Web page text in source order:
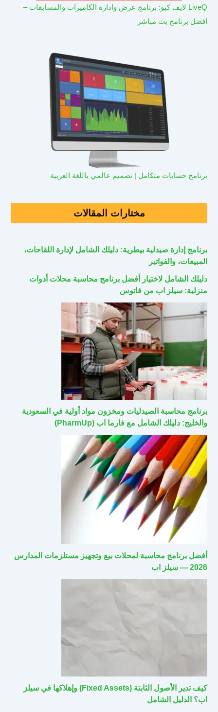
LiveQ لايف كيو: برنامج عرض وادارة الكاميرات والمسابقات –
افضل برنامج بث مباشر
برنامج حسابات متكامل | تصميم عالمي باللغة العربية
مختارات المقالات
برنامج إدارة صيدلية بيطرية: دليلك الشامل لإدارة اللقاحات،
المبيعات، والفواتير
دليلك الشامل لاختيار أفضل برنامج محاسبة محلات أدوات
منزلية: سيلز اب من فاتوس
برنامج محاسبة الصيدليات ومخزون مواد أولية في السعودية
والخليج: دليلك الشامل مع فارما اب (PharmUp)
أفضل برنامج محاسبة لمحلات بيع وتجهيز مستلزمات المدارس
2026 — سيلز اب
كيف تدير الأصول الثابتة (Fixed Assets) وإهلاكها في سيلز
اب؟ الدليل الشامل